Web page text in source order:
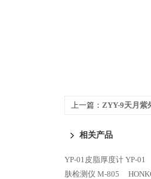
上一篇： ZYY-9天月紫
相关产品
YP-01皮脂厚度计 YP-01
肤检测仪 M-805